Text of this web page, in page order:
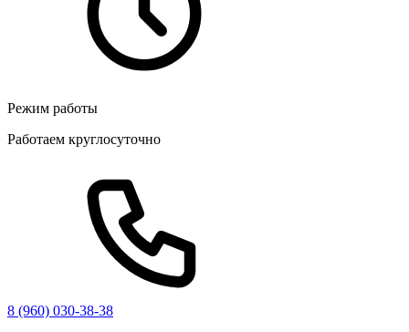
Режим работы
Работаем круглосуточно
8 (960) 030-38-38